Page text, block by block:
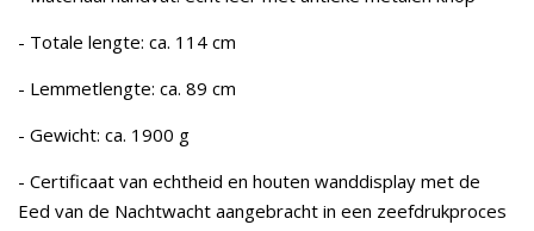
- Totale lengte: ca. 114 cm
- Lemmetlengte: ca. 89 cm
- Gewicht: ca. 1900 g
- Certificaat van echtheid en houten wanddisplay met de
Eed van de Nachtwacht aangebracht in een zeefdrukproces